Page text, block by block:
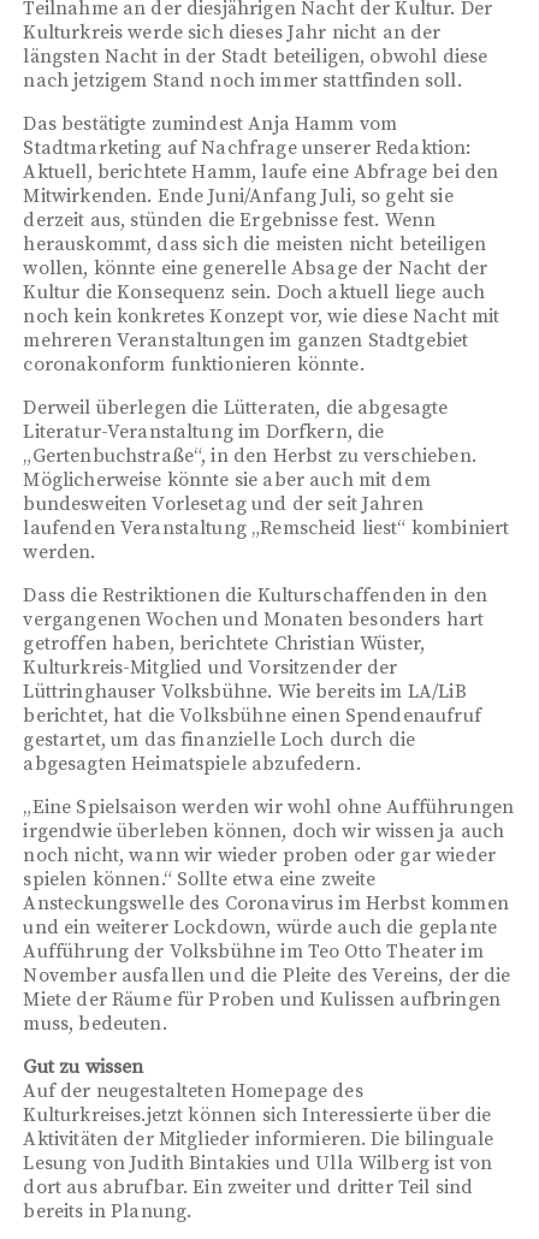
Teilnahme an der diesjährigen Nacht der Kultur. Der
Kulturkreis werde sich dieses Jahr nicht an der
längsten Nacht in der Stadt beteiligen, obwohl diese
nach jetzigem Stand noch immer stattfinden soll.
Das bestätigte zumindest Anja Hamm vom
Stadtmarketing auf Nachfrage unserer Redaktion:
Aktuell, berichtete Hamm, laufe eine Abfrage bei den
Mitwirkenden. Ende Juni/Anfang Juli, so geht sie
derzeit aus, stünden die Ergebnisse fest. Wenn
herauskommt, dass sich die meisten nicht beteiligen
wollen, könnte eine generelle Absage der Nacht der
Kultur die Konsequenz sein. Doch aktuell liege auch
noch kein konkretes Konzept vor, wie diese Nacht mit
mehreren Veranstaltungen im ganzen Stadtgebiet
coronakonform funktionieren könnte.
Derweil überlegen die Lütteraten, die abgesagte
Literatur-Veranstaltung im Dorfkern, die
„Gertenbuchstraße“, in den Herbst zu verschieben.
Möglicherweise könnte sie aber auch mit dem
bundesweiten Vorlesetag und der seit Jahren
laufenden Veranstaltung „Remscheid liest“ kombiniert
werden.
Dass die Restriktionen die Kulturschaffenden in den
vergangenen Wochen und Monaten besonders hart
getroffen haben, berichtete Christian Wüster,
Kulturkreis-Mitglied und Vorsitzender der
Lüttringhauser Volksbühne. Wie bereits im LA/LiB
berichtet, hat die Volksbühne einen Spendenaufruf
gestartet, um das finanzielle Loch durch die
abgesagten Heimatspiele abzufedern.
„Eine Spielsaison werden wir wohl ohne Aufführungen
irgendwie überleben können, doch wir wissen ja auch
noch nicht, wann wir wieder proben oder gar wieder
spielen können.“ Sollte etwa eine zweite
Ansteckungswelle des Coronavirus im Herbst kommen
und ein weiterer Lockdown, würde auch die geplante
Aufführung der Volksbühne im Teo Otto Theater im
November ausfallen und die Pleite des Vereins, der die
Miete der Räume für Proben und Kulissen aufbringen
muss, bedeuten.
Gut zu wissen
Auf der neugestalteten Homepage des
Kulturkreises.jetzt können sich Interessierte über die
Aktivitäten der Mitglieder informieren. Die bilinguale
Lesung von Judith Bintakies und Ulla Wilberg ist von
dort aus abrufbar. Ein zweiter und dritter Teil sind
bereits in Planung.